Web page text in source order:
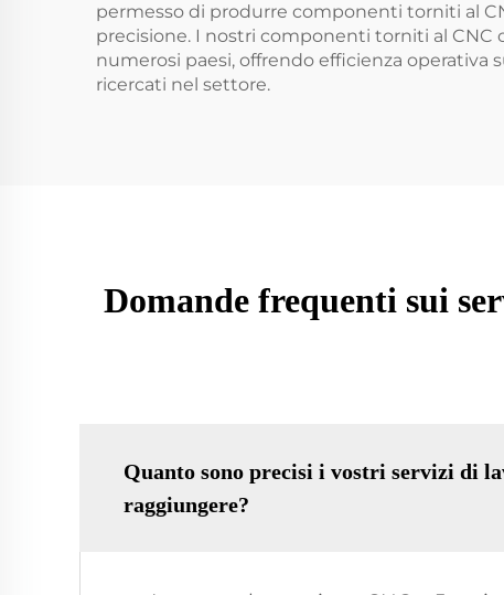
permesso di produrre componenti torniti al
precisione. I nostri componenti torniti al CNC
numerosi paesi, offrendo efficienza operativa
ricercati nel settore.
Domande frequenti sui
Quanto sono precisi i vostri servizi di
raggiungere?